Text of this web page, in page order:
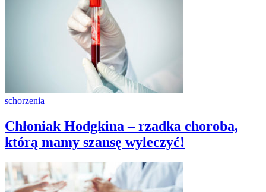
schorzenia
Chłoniak Hodgkina – rzadka choroba,
którą mamy szansę wyleczyć!